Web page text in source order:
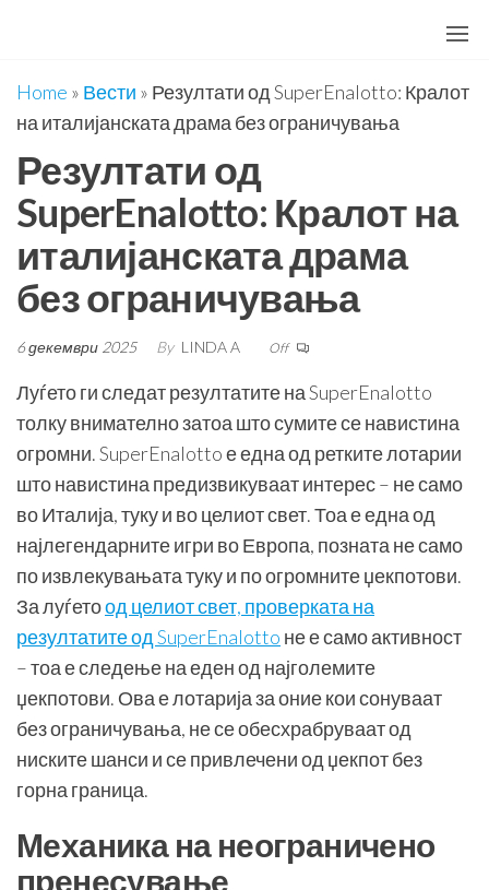
content
Home » Вести » Резултати од SuperEnalotto: Кралот
на италијанската драма без ограничувања
Резултати од
SuperEnalotto: Кралот на
италијанската драма
без ограничувања
6 декември 2025 By LINDA A Off
Луѓето ги следат резултатите на SuperEnalotto
толку внимателно затоа што сумите се навистина
огромни. SuperEnalotto е една од ретките лотарии
што навистина предизвикуваат интерес – не само
во Италија, туку и во целиот свет. Тоа е една од
најлегендарните игри во Европа, позната не само
по извлекувањата туку и по огромните џекпотови.
За луѓетоод целиот свет, проверката на
резултатите од SuperEnalotto не е само активност
– тоа е следење на еден од најголемите
џекпотови. Ова е лотарија за оние кои сонуваат
без ограничувања, не се обесхрабруваат од
ниските шанси и се привлечени од џекпот без
горна граница.
Механика на неограничено
пренесување